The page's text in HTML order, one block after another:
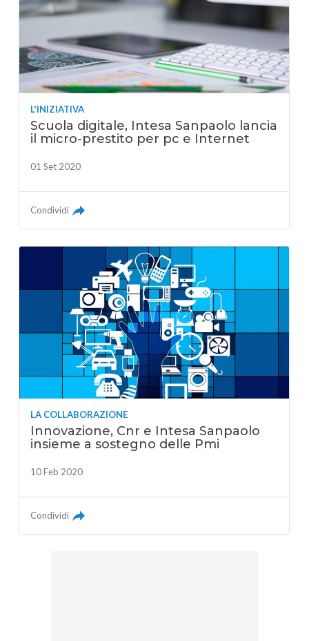
L'INIZIATIVA
Scuola digitale, Intesa Sanpaolo lancia
il micro-prestito per pc e Internet
01 Set 2020
Condividi
LA COLLABORAZIONE
Innovazione, Cnr e Intesa Sanpaolo
insieme a sostegno delle Pmi
10 Feb 2020
Condividi